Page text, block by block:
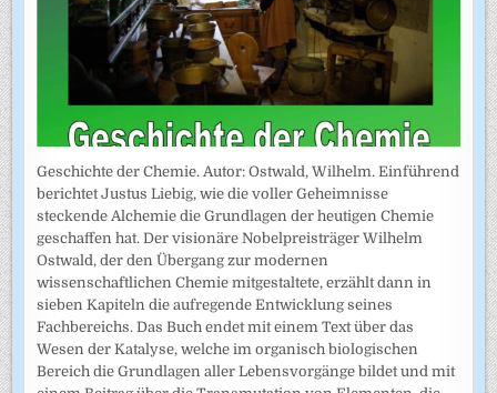
Geschichte der Chemie. Autor: Ostwald, Wilhelm. Einführend
berichtet Justus Liebig, wie die voller Geheimnisse
steckende Alchemie die Grundlagen der heutigen Chemie
geschaffen hat. Der visionäre Nobelpreisträger Wilhelm
Ostwald, der den Übergang zur modernen
wissenschaftlichen Chemie mitgestaltete, erzählt dann in
sieben Kapiteln die aufregende Entwicklung seines
Fachbereichs. Das Buch endet mit einem Text über das
Wesen der Katalyse, welche im organisch biologischen
Bereich die Grundlagen aller Lebensvorgänge bildet und mit